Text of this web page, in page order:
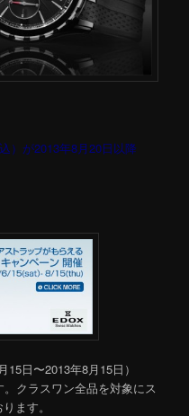
）が2013年8月20日以降
日〜2013年8月15日）
。クラスワン全品を対象にス
ます。